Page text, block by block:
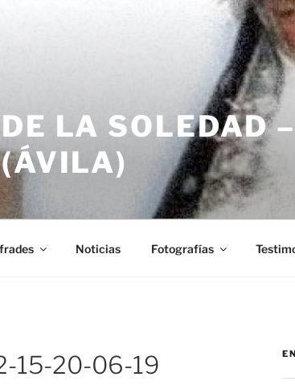
LA SOLEDAD
Noticias Fotografías
15-20-06-19